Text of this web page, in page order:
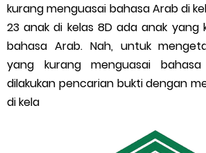
kurang menguasai bahasa Arab di
23 anak di kelas 8D ada anak yang
bahasa Arab. Nah, untuk
yang kurang menguasai
dilakukan pencarian bukti dengan
di kela